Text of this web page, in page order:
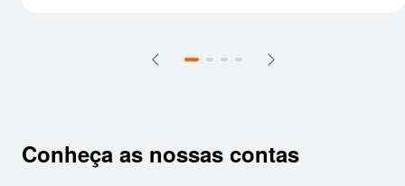
Conheça as nossas contas